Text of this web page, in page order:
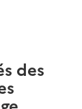
des